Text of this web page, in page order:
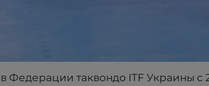
Федерации таквондо ITF Украины с